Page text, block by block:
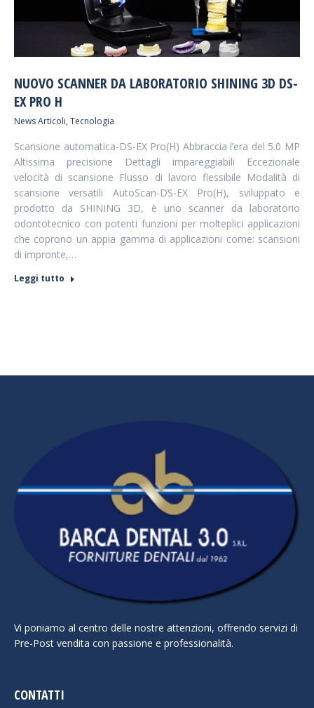
NUOVO SCANNER DA LABORATORIO SHINING 3D DS-
EX PRO H
News Articoli, Tecnologia
Scansione automatica-DS-EX Pro(H) Abbraccia l’era del 5.0 MP
Altissima precisione Dettagli impareggiabili Eccezionale
velocità di scansione Flusso di lavoro flessibile Modalità di
scansione versatili AutoScan-DS-EX Pro(H), sviluppato e
prodotto da SHINING 3D, è uno scanner da laboratorio
odontotecnico con potenti funzioni per molteplici applicazioni
che coprono un appia gamma di applicazioni come: scansioni
di impronte,…
Leggi tutto
Vi poniamo al centro delle nostre attenzioni, offrendo servizi di
Pre-Post vendita con passione e professionalità.
CONTATTI